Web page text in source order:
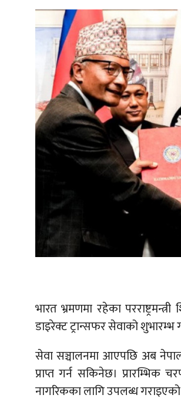
भारत भ्रमणमा रहेका
डाइरेक्ट ट्रान्सफर सेवाको शुभारम्भ
सेवा सञ्चालनमा आएपछि अब
प्राप्त गर्न सकिनेछ। प्रारम्भिक
नागरिकका लागि उपलब्ध